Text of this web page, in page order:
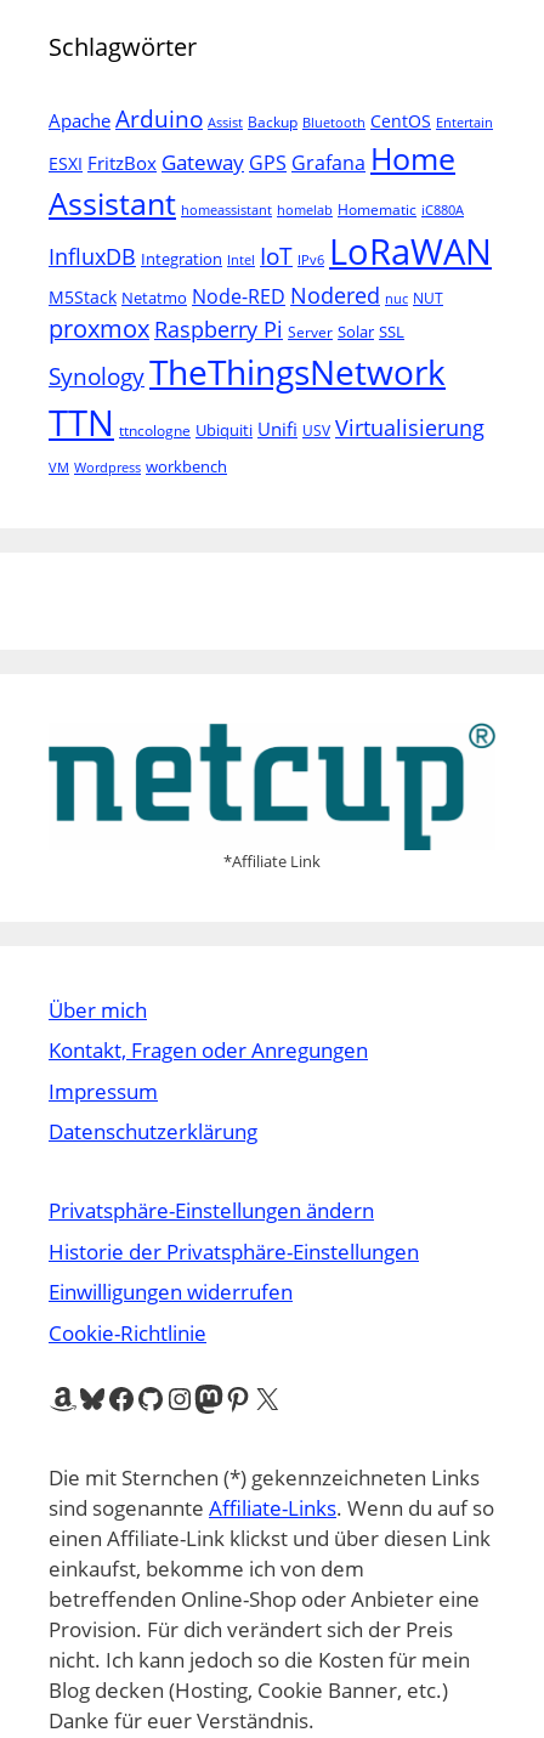
Schlagwörter
Apache Arduino Assist Backup Bluetooth CentOS Entertain
ESXI FritzBox Gateway GPS Grafana Home
Assistant homeassistant homelab Homematic iC880A
InfluxDB Integration Intel IoT IPv6 LoRaWAN
M5Stack Netatmo Node-RED Nodered nuc NUT
proxmox Raspberry Pi Server Solar SSL
SynologyTheThingsNetwork
TTN ttncologne Ubiquiti Unifi USV Virtualisierung
VM Wordpress workbench
*Affiliate Link
Über mich
Kontakt, Fragen oder Anregungen
Impressum
Datenschutzerklärung
Privatsphäre-Einstellungen ändern
Historie der Privatsphäre-Einstellungen
Einwilligungen widerrufen
Cookie-Richtlinie
Amazon
Bluesky
Facebook
GitHub
Instagram
Mastodon
Pinterest
X
Die mit Sternchen (*) gekennzeichneten Links
sind sogenannte Affiliate-Links. Wenn du auf so
einen Affiliate-Link klickst und über diesen Link
einkaufst, bekomme ich von dem
betreffenden Online-Shop oder Anbieter eine
Provision. Für dich verändert sich der Preis
nicht. Ich kann jedoch so die Kosten für mein
Blog decken (Hosting, Cookie Banner, etc.)
Danke für euer Verständnis.